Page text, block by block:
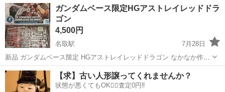
宮城 名取市 名取駅 模型、プラモデル カスタム
ガンダムベース限定HGアストレイレッドドラ
ゴン
4,500円
名取駅
7月28日
新品 ガンダムベース限定 HGアストレイレッドドラゴン なかなか作る
時間がとれず家族からの積みプラを片付けるよう命令が下ったため泣
く泣く手放すことになりました。 ちゃんと作っていただけるとありが
たいです。 よろ...
宮城 名取市 名取駅 模型、プラモデル ガンダム
【求】古い人形譲ってくれませんか？
状態が悪くてもOK🙆‍♀️査定0円‼️